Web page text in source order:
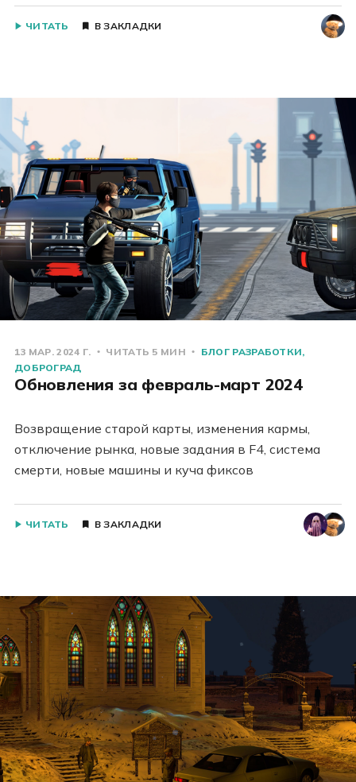
ЧИТАТЬ В ЗАКЛАДКИ
13 МАР. 2024 Г. ЧИТАТЬ 5 МИН
БЛОГ РАЗРАБОТКИ
ДОБРОГРАД
Обновления за февраль-март 2024
Возвращение старой карты, изменения кармы,
отключение рынка, новые задания в F4, система
смерти, новые машины и куча фиксов
ЧИТАТЬ В ЗАКЛАДКИ